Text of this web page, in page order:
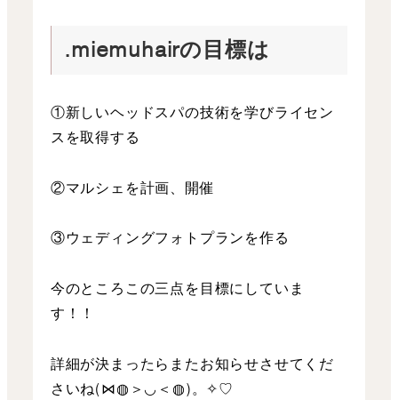
.miemuhairの目標は
①新しいヘッドスパの技術を学びライセン
スを取得する
②マルシェを計画、開催
③ウェディングフォトプランを作る
今のところこの三点を目標にしていま
す！！
詳細が決まったらまたお知らせさせてくだ
さいね(⋈◍＞◡＜◍)。✧♡